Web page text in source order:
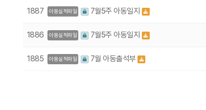
1887 아동실적파일 7월5주 아동일지
1886 아동실적파일 7월5주 아동일지
1885 아동실적파일 7월 아동출석부